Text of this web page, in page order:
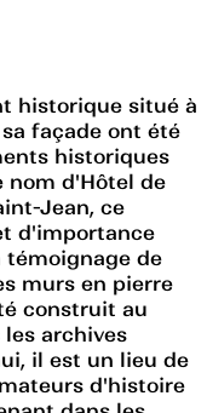
historique situé à
façade ont été
historiques
nom d'Hôtel de
Jean, ce
d'importance
témoignage de
murs en pierre
construit au
archives
il est un lieu de
d'histoire